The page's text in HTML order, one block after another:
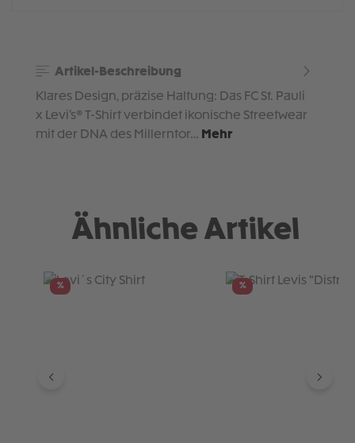
Artikel-Beschreibung
Klares Design, präzise Haltung: Das FC St. Pauli
x Levi’s® T-Shirt verbindet ikonische Streetwear
mit der DNA des Millerntor… Mehr
Ähnliche Artikel
Produktgalerie überspringen
% %